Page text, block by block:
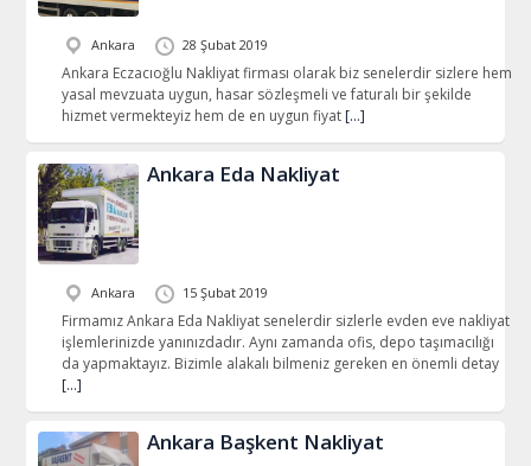
Ankara 28 Şubat 2019
Ankara Eczacıoğlu Nakliyat firması olarak biz senelerdir sizlere hem
yasal mevzuata uygun, hasar sözleşmeli ve faturalı bir şekilde
hizmet vermekteyiz hem de en uygun fiyat […]
Ankara Eda Nakliyat
Ankara 15 Şubat 2019
Firmamız Ankara Eda Nakliyat senelerdir sizlerle evden eve nakliyat
işlemlerinizde yanınızdadır. Aynı zamanda ofis, depo taşımacılığı
da yapmaktayız. Bizimle alakalı bilmeniz gereken en önemli detay
[…]
Ankara Başkent Nakliyat